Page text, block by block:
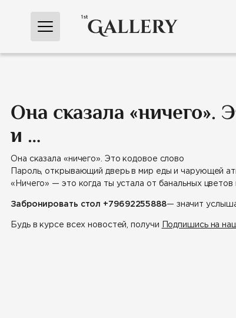
Она сказала
и …
Она сказала «ничего». Это кодовое слово
Пароль, открывающий дверь в мир еды и чарующей
«Ничего» — это когда ты устала от банальных
Забронировать стол +79692255888— значит
Будь в курсе всех новостей, получи Подпишись на